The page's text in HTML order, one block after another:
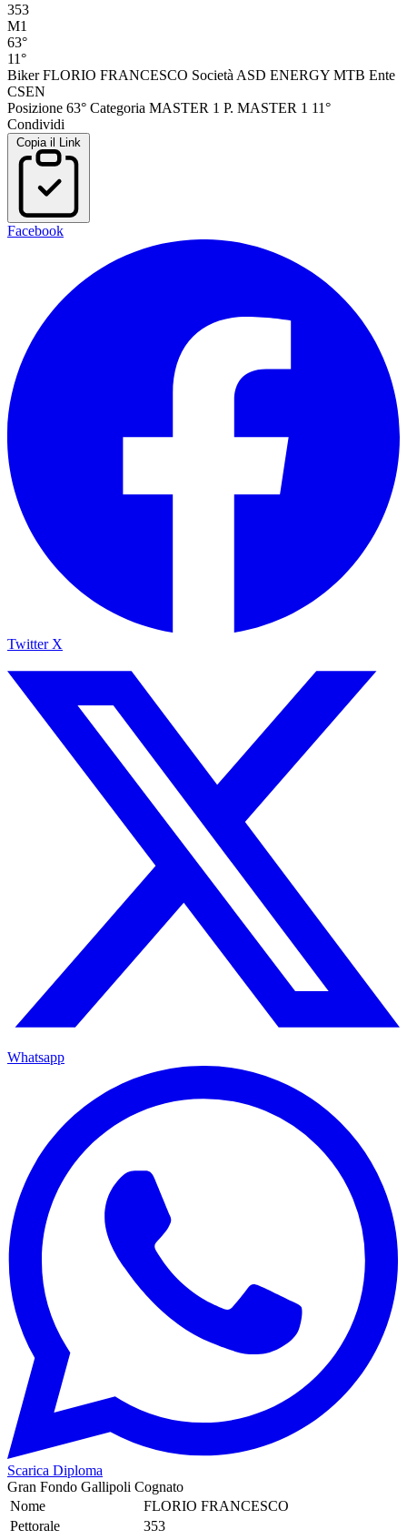
353
M1
63°
11°
Biker FLORIO FRANCESCO Società ASD ENERGY MTB Ente
CSEN
Posizione 63° Categoria MASTER 1 P. MASTER 1 11°
Condividi
Copia il Link
Facebook
Twitter X
Whatsapp
Scarica Diploma
Gran Fondo Gallipoli Cognato
Nome
FLORIO FRANCESCO
Pettorale
353